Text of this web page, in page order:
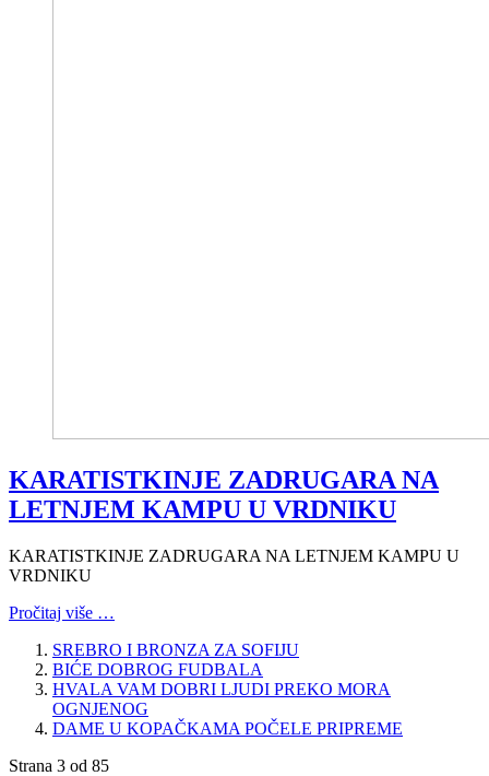
KARATISTKINJE ZADRUGARA NA
LETNJEM KAMPU U VRDNIKU
KARATISTKINJE ZADRUGARA NA LETNJEM KAMPU U
VRDNIKU
Pročitaj više …
SREBRO I BRONZA ZA SOFIJU
BIĆE DOBROG FUDBALA
HVALA VAM DOBRI LJUDI PREKO MORA
OGNJENOG
DAME U KOPAČKAMA POČELE PRIPREME
Strana 3 od 85